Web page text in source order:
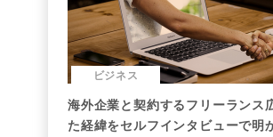
ビジネス
海外企業と契約するフリーランス
た経緯をセルフインタビューで明